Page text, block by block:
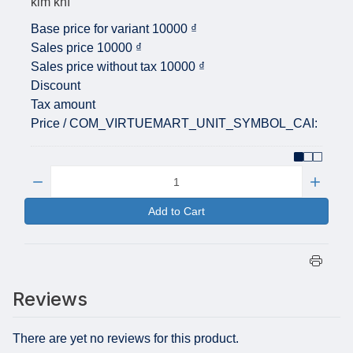
Base price for variant 10000 ₫
Sales price 10000 ₫
Sales price without tax 10000 ₫
Discount
Tax amount
Price / COM_VIRTUEMART_UNIT_SYMBOL_CAI:
Add to Cart
Reviews
There are yet no reviews for this product.